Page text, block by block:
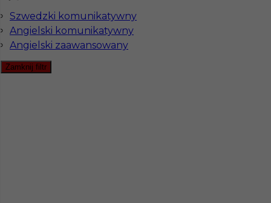
Szwedzki komunikatywny
Angielski komunikatywny
Angielski zaawansowany
Zamknij filtr